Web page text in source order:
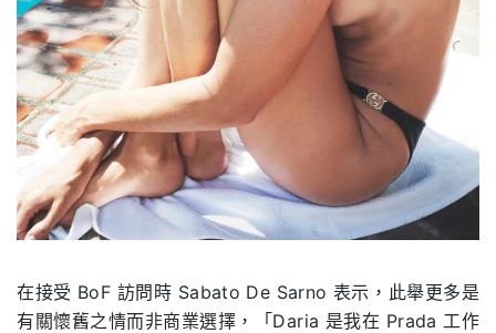
在接受 BoF 訪問時 Sabato De Sarno 表示，此舉更多是
有關懷舊之情而非商業選擇，「Daria 是我在 Prada 工作